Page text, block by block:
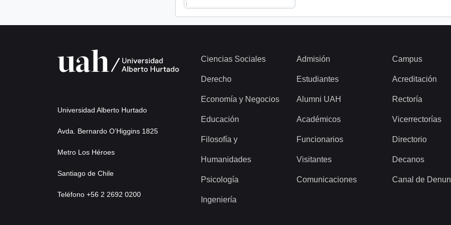
Universidad Alberto Hurtado
Avda. Bernardo O’Higgins 1825
Metro Los Héroes
Santiago de Chile
Teléfono +56 2 2692 0200
Ciencias Sociales
Derecho
Economía y Negocios
Educación
Filosofía y
Humanidades
Psicología
Ingeniería
Admisión
Estudiantes
Alumni UAH
Académicos
Funcionarios
Visitantes
Comunicaciones
Campus
Acreditación
Rectoría
Vicerrectorías
Directorio
Decanos
Canal de